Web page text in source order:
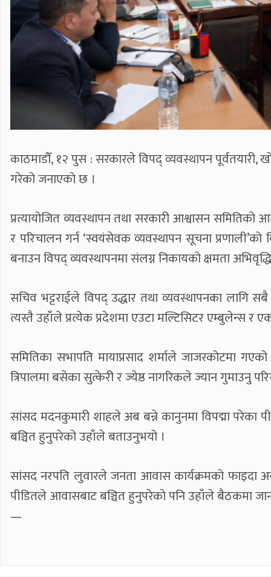
काठमाडौँ, १२ पुस : सरकारले विपद् व्यवस्थापन
गरेको जनाएको छ ।
प्रत्यायोजित व्यवस्थापन तथा सरकारी आश्वासन
र परिचालन गर्न ‘स्वयंसेवक व्यवस्थापन सूचना प्रणाली’को
बनाउन विपद् व्यवस्थापनमा संलग्न निकायको क्षमता
सचिव भट्टराईले विपद् उद्धार तथा व्यवस्थापनका लागि सबै
त्यस्तै उहाँले प्रत्येक प्रदेशमा एउटा मल्टिसिटर एम्बुलेन्स र
समितिका सभापति मायाप्रसाद शर्माले जाजरकोटमा
त्रिपालमा बसेका सुत्केरी र ज्येष्ठ नागरिकले ज्यान गुमाउनु
सांसद मदनकुमारी शाहले अब बन्ने कानुनमा विपद्मा परेका
बञ्चित हुनुपरेको उहाँले बताउनुभयो ।
सांसद नरपति लुवारले जनता आवास कार्यक्रमको फाइदा
पीडितले आवासबाट बञ्चित हुनुपरेको पनि उहाँले बैठकमा
—